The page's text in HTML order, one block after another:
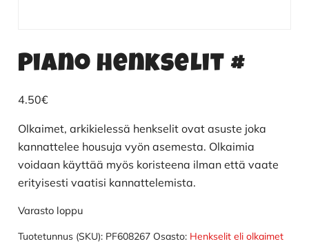
Piano henkselit #
4.50€
Olkaimet, arkikielessä henkselit ovat asuste joka
kannattelee housuja vyön asemesta. Olkaimia
voidaan käyttää myös koristeena ilman että vaate
erityisesti vaatisi kannattelemista.
Varasto loppu
Tuotetunnus (SKU): PF608267 Osasto: Henkselit eli olkaimet